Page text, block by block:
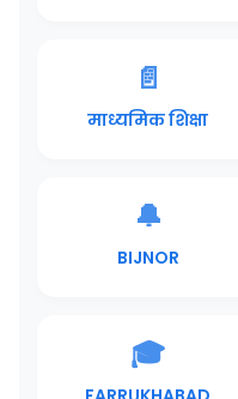
📄
माध्यमिक शिक्षा
🔔
BIJNOR
🎓